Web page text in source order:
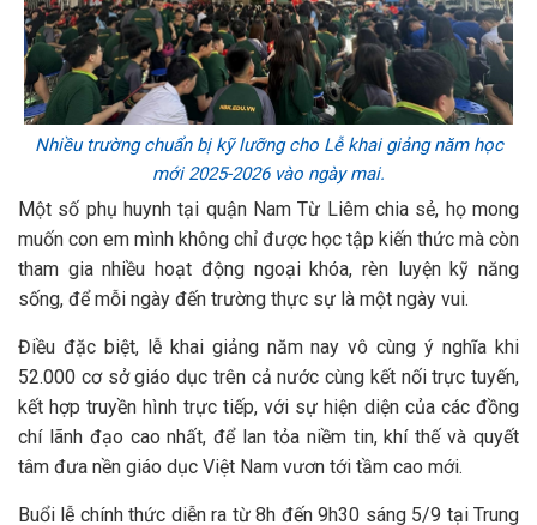
Nhiều trường chuẩn bị kỹ lưỡng cho Lễ khai giảng năm học
mới 2025-2026 vào ngày mai.
Một số phụ huynh tại quận Nam Từ Liêm chia sẻ, họ mong
muốn con em mình không chỉ được học tập kiến thức mà còn
tham gia nhiều hoạt động ngoại khóa, rèn luyện kỹ năng
sống, để mỗi ngày đến trường thực sự là một ngày vui.
Điều đặc biệt, lễ khai giảng năm nay vô cùng ý nghĩa khi
52.000 cơ sở giáo dục trên cả nước cùng kết nối trực tuyến,
kết hợp truyền hình trực tiếp, với sự hiện diện của các đồng
chí lãnh đạo cao nhất, để lan tỏa niềm tin, khí thế và quyết
tâm đưa nền giáo dục Việt Nam vươn tới tầm cao mới.
Buổi lễ chính thức diễn ra từ 8h đến 9h30 sáng 5/9 tại Trung